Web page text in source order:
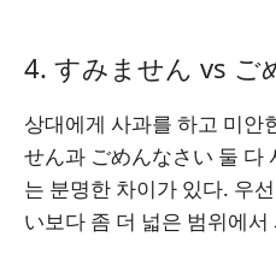
4. すみません vs ご
상대에게 사과를 하고 미안
せん과 ごめんなさい 둘 다
는 분명한 차이가 있다. 우
い보다 좀 더 넓은 범위에